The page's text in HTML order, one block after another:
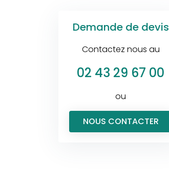
Demande de devis
Contactez nous au
02 43 29 67 00
ou
NOUS CONTACTER